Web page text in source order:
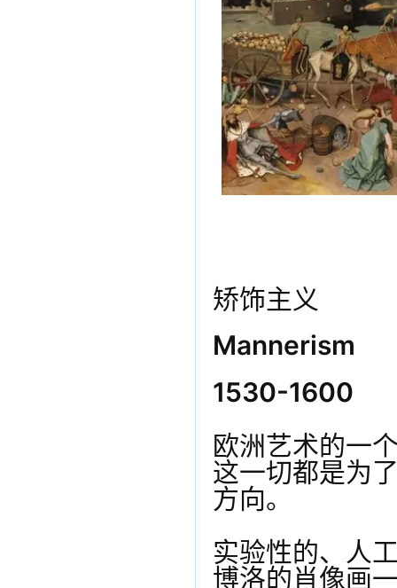
矫饰主义
Mannerism
1530-1600
欧洲艺术的一
这一切都是为
方向。
实验性的、人
博洛的肖像画